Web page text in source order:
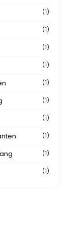
(1)
(1)
(1)
(1)
(1)
(1)
(1)
(1)
(1)
(1)